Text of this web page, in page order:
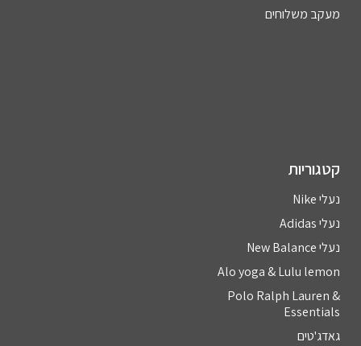
מעקב משלוחים
קטגוריות
נעלי Nike
נעלי Adidas
נעלי New Balance
Alo yoga & Lulu lemon
Polo Ralph Lauren &
Essentials
גאדג'טים